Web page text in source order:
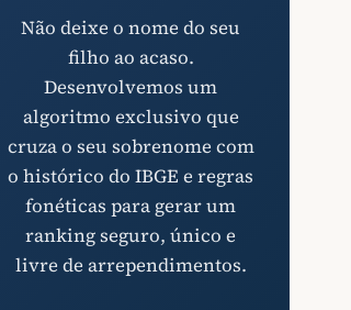
Não deixe o nome do seu
filho ao acaso.
Desenvolvemos um
algoritmo exclusivo que
cruza o seu sobrenome com
o histórico do IBGE e regras
fonéticas para gerar um
ranking seguro, único e
livre de arrependimentos.